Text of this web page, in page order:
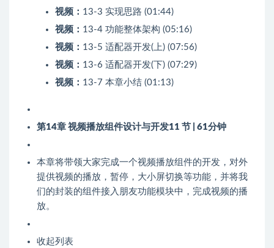
视频： 13-3 实现思路 (01:44)
视频： 13-4 功能整体架构 (05:16)
视频： 13-5 适配器开发(上) (07:56)
视频： 13-6 适配器开发(下) (07:29)
视频： 13-7 本章小结 (01:13)
第14章 视频播放组件设计与开发11 节 | 61分钟
本章将带领大家完成一个视频播放组件的开发，对外
提供视频的播放，暂停，大小屏切换等功能，并将我
们的封装的组件接入朋友功能模块中，完成视频的播
放。
收起列表